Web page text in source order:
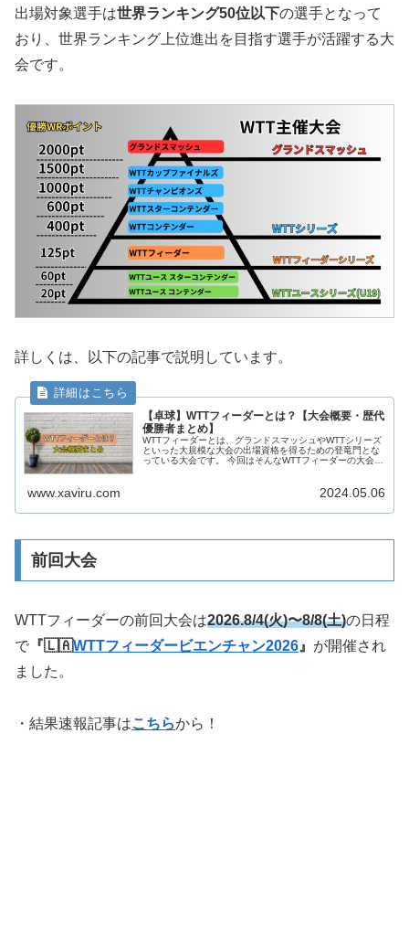
出場対象選手は世界ランキング50位以下の選手となって
おり、世界ランキング上位進出を目指す選手が活躍する大
会です。
詳しくは、以下の記事で説明しています。
【卓球】WTTフィーダーとは？【大会概要・歴代
優勝者まとめ】
WTTフィーダーとは、グランドスマッシュやWTTシリーズ
といった大規模な大会の出場資格を得るための登竜門とな
っている大会です。 今回はそんなWTTフィーダーの大会概
www.xaviru.com 2024.05.06
前回大会
WTTフィーダーの前回大会は2026.8/4(火)〜8/8(土)の日程
で 『🇱🇦WTTフィーダービエンチャン2026 』 が開催され
ました。
・結果速報記事はこちらから！